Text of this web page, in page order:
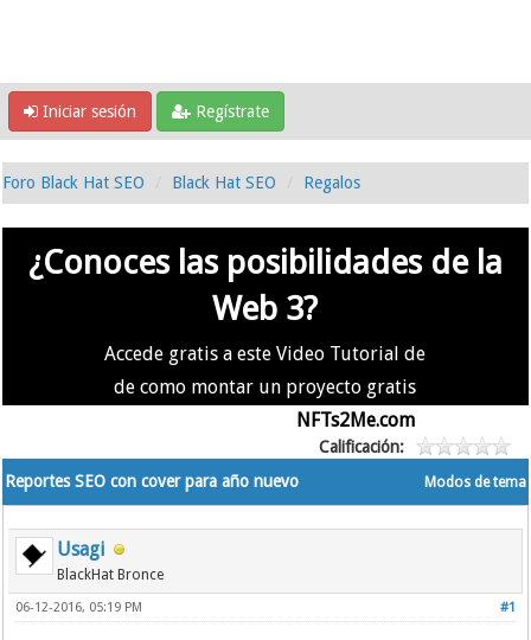
Iniciar sesión Regístrate
Foro Black Hat SEO Black Hat SEO Regalos
¿Conoces las posibilidades de la
Web 3?
Accede gratis a este Video Tutorial de
de como montar un proyecto gratis
NFTs2Me.com
Calificación:
Modos de tema
Reportes SEO con cover para año nuevo
Usagi
BlackHat Bronce
#1
06-12-2016, 05:19 PM